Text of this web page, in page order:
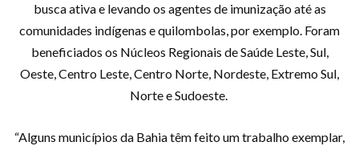
busca ativa e levando os agentes de imunização até as
comunidades indígenas e quilombolas, por exemplo. Foram
beneficiados os Núcleos Regionais de Saúde Leste, Sul,
Oeste, Centro Leste, Centro Norte, Nordeste, Extremo Sul,
Norte e Sudoeste.
“Alguns municípios da Bahia têm feito um trabalho exemplar,